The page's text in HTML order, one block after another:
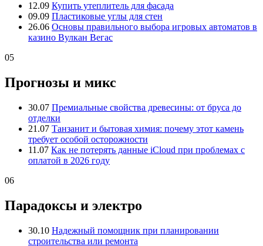
12.09 Купить утеплитель для фасада
09.09 Пластиковые углы для стен
26.06 Основы правильного выбора игровых автоматов в
казино Вулкан Вегас
05
Прогнозы и микс
30.07 Премиальные свойства древесины: от бруса до
отделки
21.07 Танзанит и бытовая химия: почему этот камень
требует особой осторожности
11.07 Как не потерять данные iCloud при проблемах с
оплатой в 2026 году
06
Парадоксы и электро
30.10 Надежный помощник при планировании
строительства или ремонта